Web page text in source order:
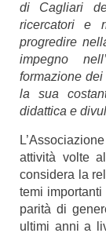
di Cagliari
ricercatori e
progredire
impegno
formazione
la sua
didattica e
attività volte
considera la
temi
parità di
ultimi anni a